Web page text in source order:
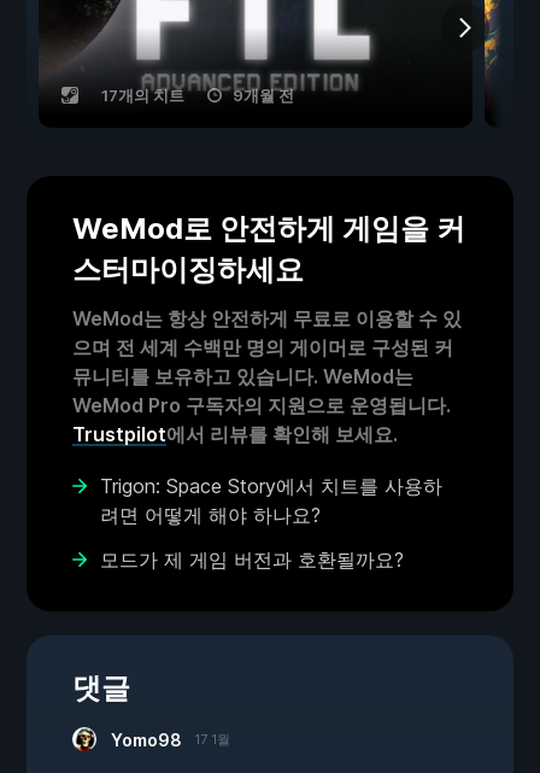
17개의 치트 9개월 전
WeMod로 안전하게 게임을 커
스터마이징하세요
WeMod는 항상 안전하게 무료로 이용할 수 있
으며 전 세계 수백만 명의 게이머로 구성된 커
뮤니티를 보유하고 있습니다. WeMod는
WeMod Pro 구독자의 지원으로 운영됩니다.
Trustpilot에서 리뷰를 확인해 보세요.
Trigon: Space Story에서 치트를 사용하
려면 어떻게 해야 하나요?
모드가 제 게임 버전과 호환될까요?
댓글
Yomo98 17 1월